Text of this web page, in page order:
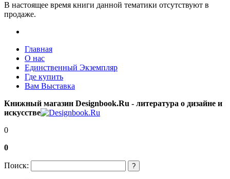
В настоящее время книги данной тематики отсутствуют в
продаже.
Главная
О нас
Единственный Экземпляр
Где купить
Вам Выставка
Книжный магазин Designbook.Ru - литература о дизайне и
искусстве
0
0
Поиск: ?